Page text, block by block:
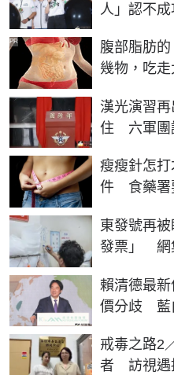
人」認不
腹部脂肪
幾物，吃
PR
漢光演習
住 六軍團
瘦瘦針怎
件 食藥署
東發號再
發票」 網
賴清德最
價分歧 藍
戒毒之路2
者 訪視遇